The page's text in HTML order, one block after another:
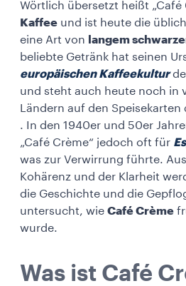
Wörtlich übersetzt heißt „Café
Kaffee und ist heute die
eine Art von
langem
beliebte Getränk hat seinen
europäischen Kaffeekultur
und steht auch heute noch in
Ländern auf den Speisekarten
. In den 1940er und 50er
„Café Crème“ jedoch oft für
was zur Verwirrung führte.
Kohärenz und der Klarheit
die Geschichte und die
untersucht, wie Café Crème
wurde.
Was ist Café